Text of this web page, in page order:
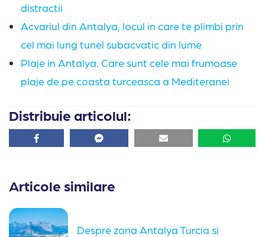
distractii
Acvariul din Antalya, locul in care te plimbi prin
cel mai lung tunel subacvatic din lume
Plaje in Antalya. Care sunt cele mai frumoase
plaje de pe coasta turceasca a Mediteranei
Distribuie articolul:
Facebook Facebook Email
Articole similare
Despre zona Antalya Turcia si